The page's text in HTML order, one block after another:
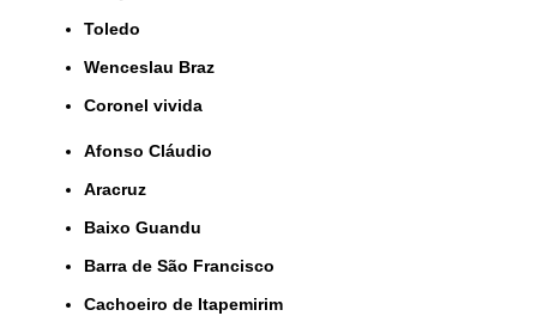
Toledo
Wenceslau Braz
coronel vivida
Afonso Cláudio
Aracruz
Baixo Guandu
Barra de São Francisco
Cachoeiro de Itapemirim